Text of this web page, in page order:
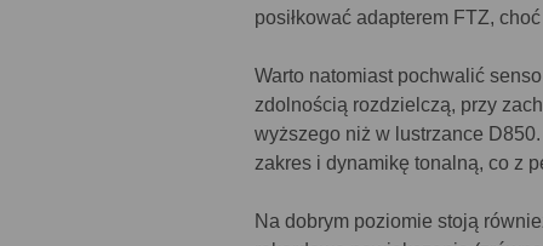
posiłkować adapterem FTZ,
Warto natomiast pochwalić
zdolnością rozdzielczą, przy
wyższego niż w lustrzance
zakres i dynamikę tonalną, co z
Na dobrym poziomie stoją